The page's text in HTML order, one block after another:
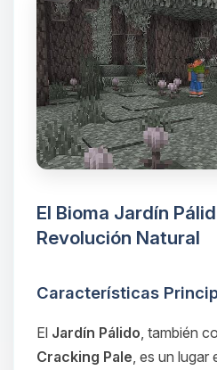
El Bioma Jardín
Revolución Natural
Características
El Jardín Pálido , también
Cracking Pale , es un